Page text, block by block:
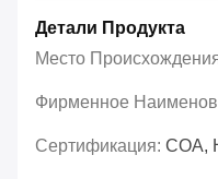
Детали Продукта
Место
Фирменное
Сертификация: COA,